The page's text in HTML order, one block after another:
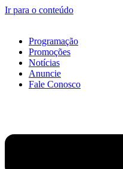
Ir para o conteúdo
Programação
Promoções
Notícias
Anuncie
Fale Conosco